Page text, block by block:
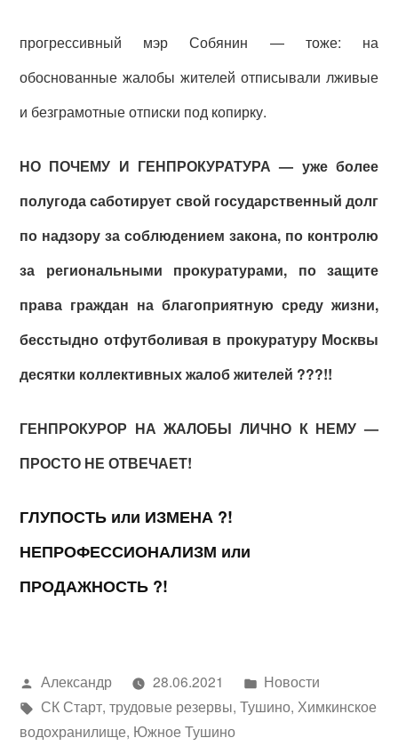
прогрессивный мэр Собянин — тоже: на
обоснованные жалобы жителей отписывали лживые
и безграмотные отписки под копирку.
НО ПОЧЕМУ И ГЕНПРОКУРАТУРА — уже более
полугода саботирует свой государственный долг
по надзору за соблюдением закона, по контролю
за региональными прокуратурами, по защите
права граждан на благоприятную среду жизни,
бесстыдно отфутболивая в прокуратуру Москвы
десятки коллективных жалоб жителей ???!!
ГЕНПРОКУРОР НА ЖАЛОБЫ ЛИЧНО К НЕМУ —
ПРОСТО НЕ ОТВЕЧАЕТ!
ГЛУПОСТЬ или ИЗМЕНА ?!
НЕПРОФЕССИОНАЛИЗМ или
ПРОДАЖНОСТЬ ?!
Написано
автором
Александр 28.06.2021
Написано
в
Новости
Метки:
СК Старт, трудовые резервы, Тушино, Химкинское
водохранилище, Южное Тушино